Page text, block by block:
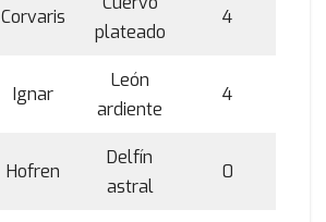
Corvaris
plateado
4
Ignar
León
ardiente
4
Hofren
Delfín
astral
0